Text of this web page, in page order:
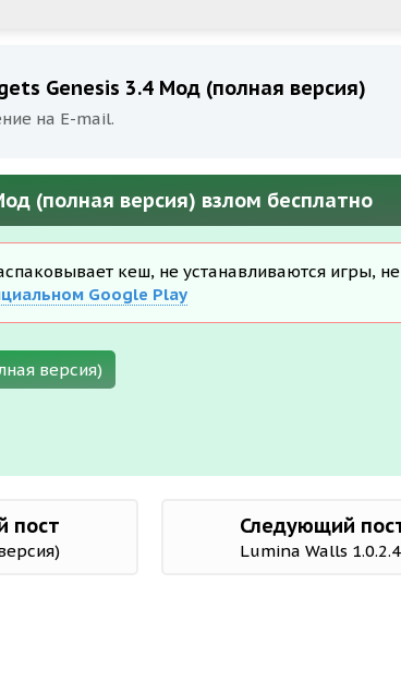
Genesis 3.4 Мод (полная версия)
на E-mail.
(полная версия) взлом бесплатно
кеш, не устанавливаются игры,
Google Play
версия)
пост Следующий
Lumina Walls